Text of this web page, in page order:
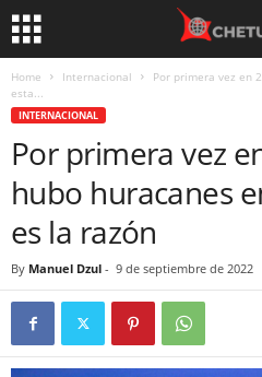
Home Internacional
Por primera vez en
esta...
INTERNACIONAL
Por primera vez
hubo huracanes
es la razón
By Manuel Dzul - 9 de septiembre de 2022